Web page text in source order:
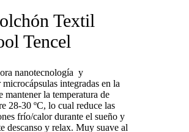
Textil
Tencel
nanotecnología y
integradas en la
la temperatura de
28-30 ºC, lo cual reduce las
frío/calor durante el sueño y
descanso y relax. Muy suave al